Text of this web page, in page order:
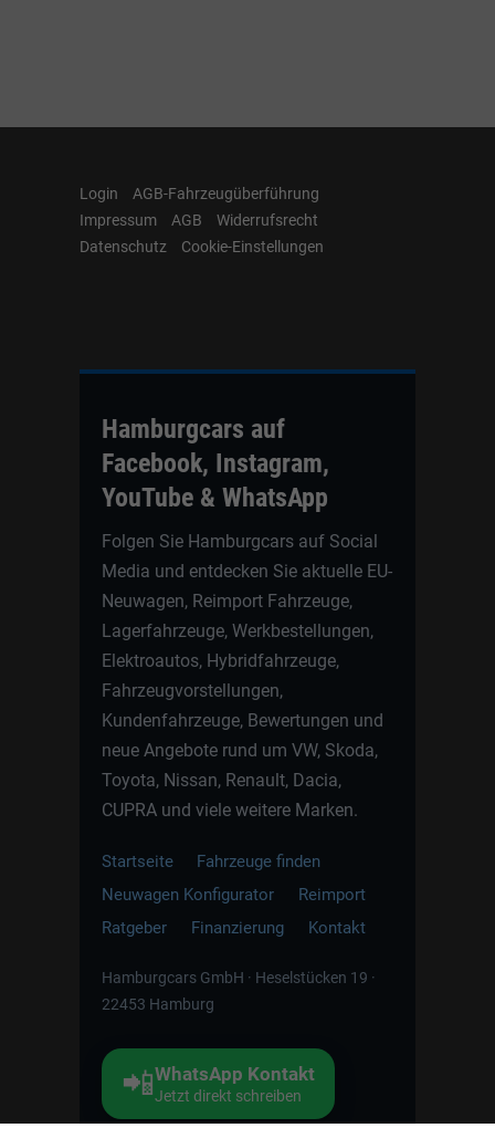
Login
AGB-Fahrzeugüberführung
Impressum
AGB
Widerrufsrecht
Datenschutz
Cookie-Einstellungen
Hamburgcars auf
Facebook, Instagram,
YouTube & WhatsApp
Folgen Sie Hamburgcars auf Social
Media und entdecken Sie aktuelle EU-
Neuwagen, Reimport Fahrzeuge,
Lagerfahrzeuge, Werkbestellungen,
Elektroautos, Hybridfahrzeuge,
Fahrzeugvorstellungen,
Kundenfahrzeuge, Bewertungen und
neue Angebote rund um VW, Skoda,
Toyota, Nissan, Renault, Dacia,
CUPRA und viele weitere Marken.
Startseite
Fahrzeuge finden
Neuwagen Konfigurator
Reimport
Ratgeber
Finanzierung Kontakt
Hamburgcars GmbH · Heselstücken 19 ·
22453 Hamburg
📲WhatsApp Kontakt
Jetzt direkt schreiben